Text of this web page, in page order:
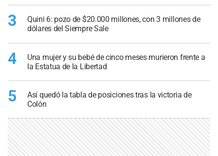
3
Quini 6: pozo de $20.000 millones, con 3 millones de
dólares del Siempre Sale
4
Una mujer y su bebé de cinco meses murieron frente a
la Estatua de la Libertad
5
Así quedó la tabla de posiciones tras la victoria de
Colón